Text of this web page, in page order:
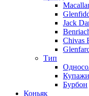
Jack
Chivas
Тип
Бурбон
Коньяк